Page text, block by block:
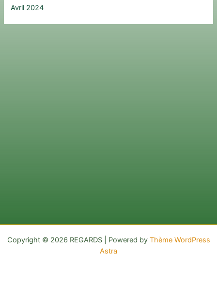
Avril 2024
Copyright © 2026 REGARDS | Powered by Thème WordPress
Astra